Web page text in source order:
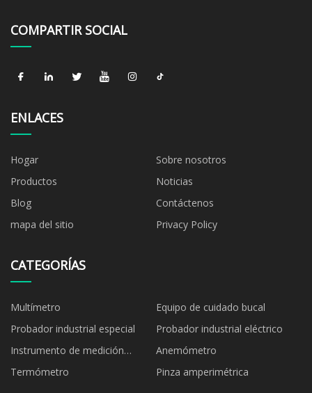
COMPARTIR SOCIAL
ENLACES
Hogar
Sobre nosotros
Productos
Noticias
Blog
Contáctenos
mapa del sitio
Privacy Policy
CATEGORÍAS
Multímetro
Equipo de cuidado bucal
Probador industrial especial
Probador industrial eléctrico
Instrumento de medición
ambiental
Anemómetro
Termómetro
Pinza amperimétrica